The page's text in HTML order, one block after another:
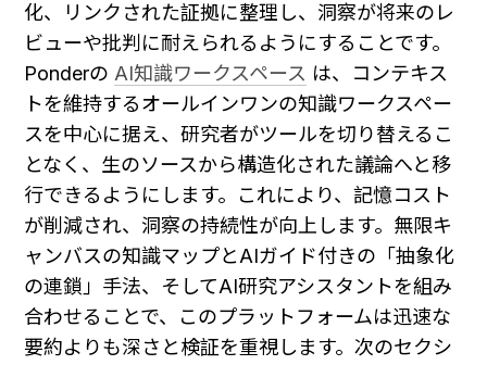
化、リンクされた証拠に整理し、洞察が将来のレ
ビューや批判に耐えられるようにすることです。
Ponderの AI知識ワークスペース は、コンテキス
トを維持するオールインワンの知識ワークスペー
スを中心に据え、研究者がツールを切り替えるこ
となく、生のソースから構造化された議論へと移
行できるようにします。これにより、記憶コスト
が削減され、洞察の持続性が向上します。無限キ
ャンバスの知識マップとAIガイド付きの「抽象化
の連鎖」手法、そしてAI研究アシスタントを組み
合わせることで、このプラットフォームは迅速な
要約よりも深さと検証を重視します。次のセクシ